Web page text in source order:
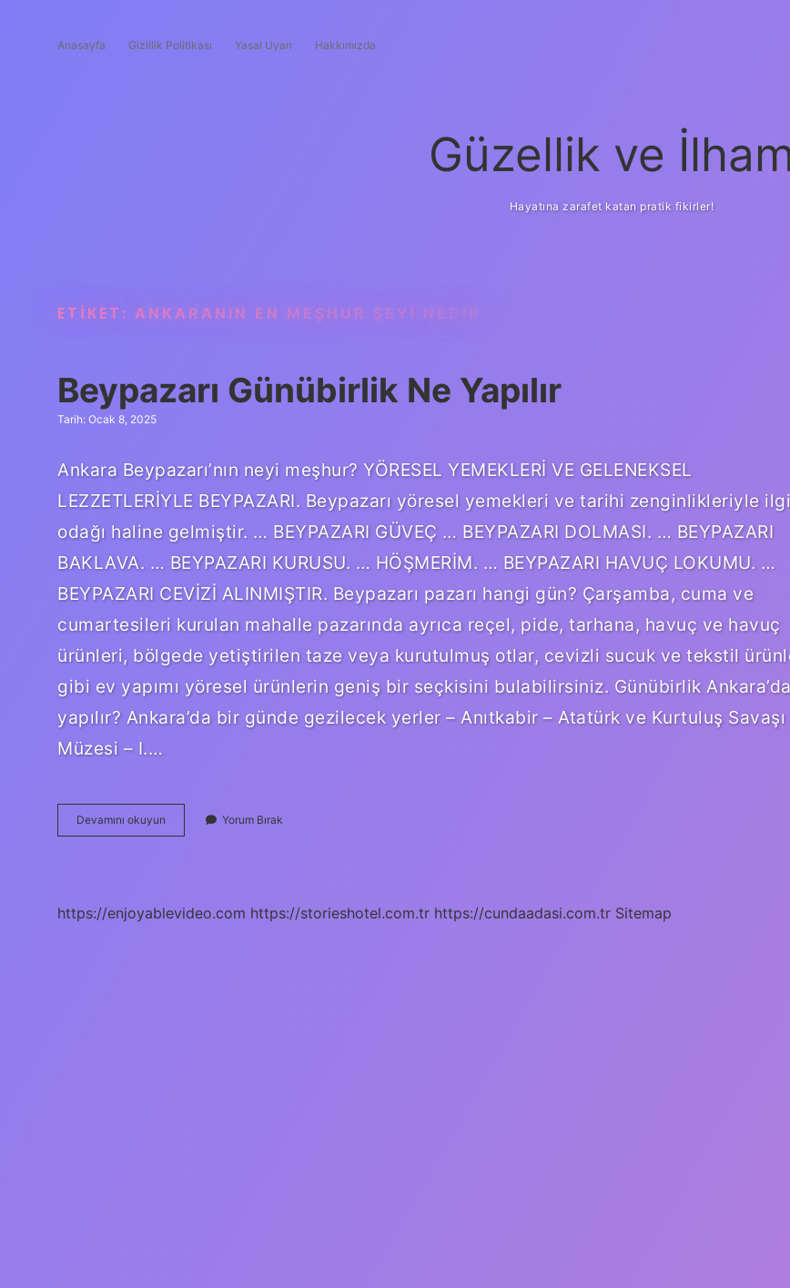
Anasayfa Gizlilik Politikası Yasal Uyarı Hakkımızda
Güzellik ve
Hayatına zarafet katan pratik fikirler!
ETIKET: ANKARANIN EN MEŞHUR ŞEYI NEDIR
Beypazarı Günübirlik Ne Yapılır
Tarih: Ocak 8, 2025
Ankara Beypazarı’nın neyi meşhur? YÖRESEL YEMEKLERİ VE GELENEKSEL
LEZZETLERİYLE BEYPAZARI. Beypazarı yöresel yemekleri ve tarihi zenginlikleriyle ilgi
odağı haline gelmiştir. … BEYPAZARI GÜVEÇ … BEYPAZARI DOLMASI. … BEYPAZARI
BAKLAVA. … BEYPAZARI KURUSU. … HÖŞMERİM. … BEYPAZARI HAVUÇ LOKUMU. …
BEYPAZARI CEVİZİ ALINMIŞTIR. Beypazarı pazarı hangi gün? Çarşamba, cuma ve
cumartesileri kurulan mahalle pazarında ayrıca reçel, pide, tarhana, havuç ve havuç
ürünleri, bölgede yetiştirilen taze veya kurutulmuş otlar, cevizli sucuk ve tekstil
gibi ev yapımı yöresel ürünlerin geniş bir seçkisini bulabilirsiniz. Günübirlik
yapılır? Ankara’da bir günde gezilecek yerler – Anıtkabir – Atatürk ve Kurtuluş Savaşı
Müzesi – I.…
Devamını okuyun Beypazarı
Günübirlik
Yorum Bırak
https://enjoyablevideo.com https://storieshotel.com.tr https://cundaadasi.com.tr Sitemap